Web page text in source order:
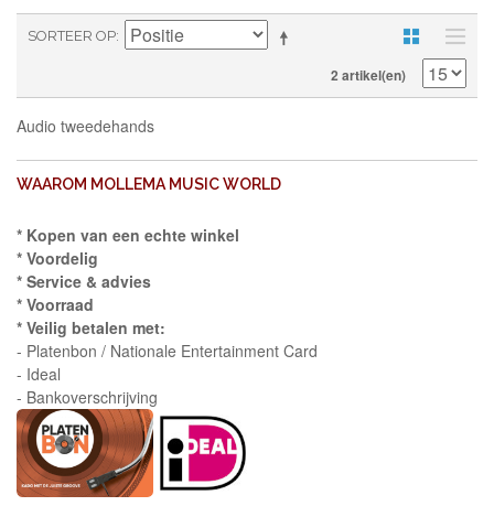
SORTEER OP
2 artikel(en)
Audio tweedehands
WAAROM MOLLEMA MUSIC WORLD
* Kopen van een echte winkel
* Voordelig
* Service & advies
* Voorraad
* Veilig betalen met:
- Platenbon / Nationale Entertainment Card
- Ideal
- Bankoverschrijving